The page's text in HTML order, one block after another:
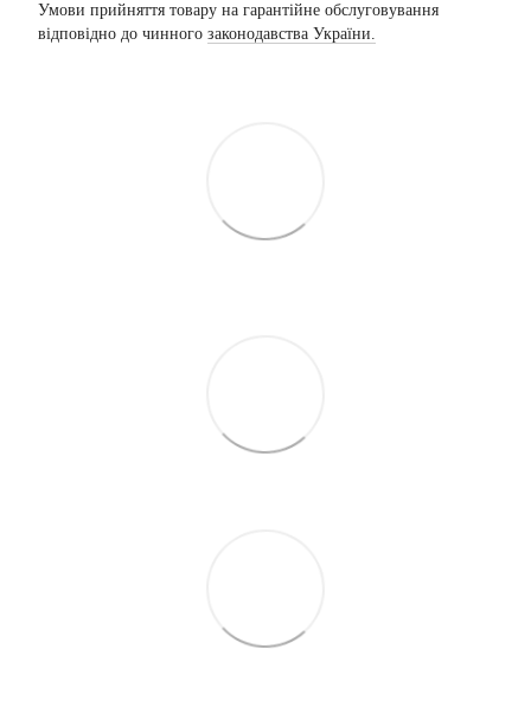
Умови прийняття товару на гарантійне обслуговування
відповідно до чинного законодавства України.